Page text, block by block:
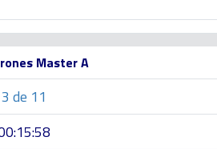
Master A
3 de 11